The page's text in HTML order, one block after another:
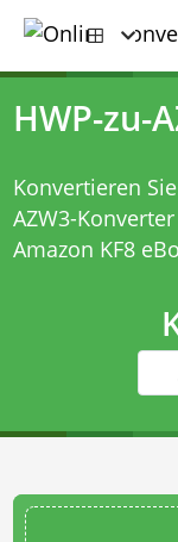
HWP-zu-
Konvertieren
AZW3-Konverter
Amazon KF8